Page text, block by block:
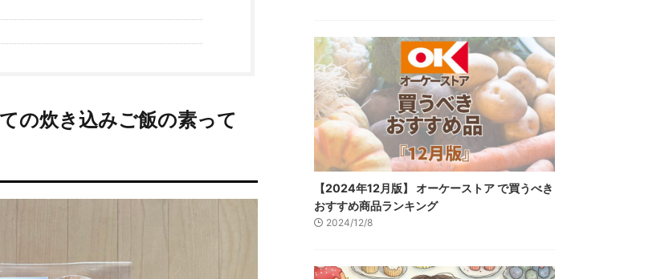
の炊き込みご飯の素って
【2024年12月版】 オーケーストア で買うべき
おすすめ商品ランキング
2024/12/8